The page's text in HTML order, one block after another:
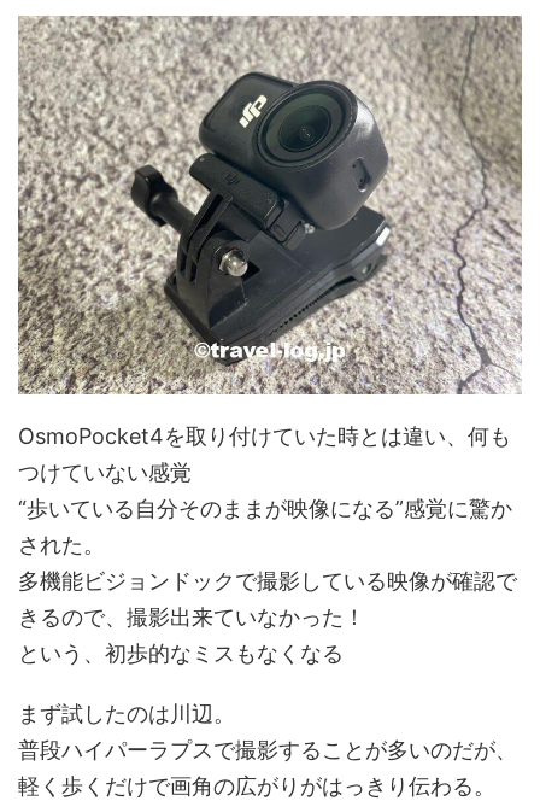
OsmoPocket4を取り付けていた時とは違い、何も
つけていない感覚
“歩いている自分そのままが映像になる”感覚に驚か
された。
多機能ビジョンドックで撮影している映像が確認で
きるので、撮影出来ていなかった！
という、初歩的なミスもなくなる
まず試したのは川辺。
普段ハイパーラプスで撮影することが多いのだが、
軽く歩くだけで画角の広がりがはっきり伝わる。